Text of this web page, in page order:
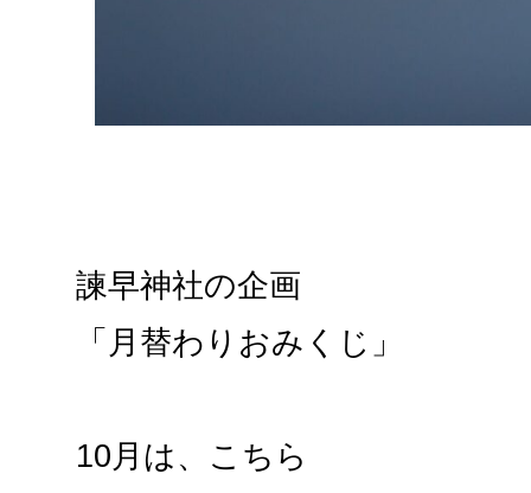
諫早神社の企画
「月替わりおみくじ」
10月は、こちら